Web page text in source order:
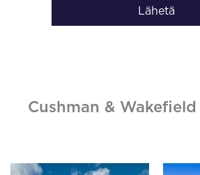
Lähetä
Cushman &